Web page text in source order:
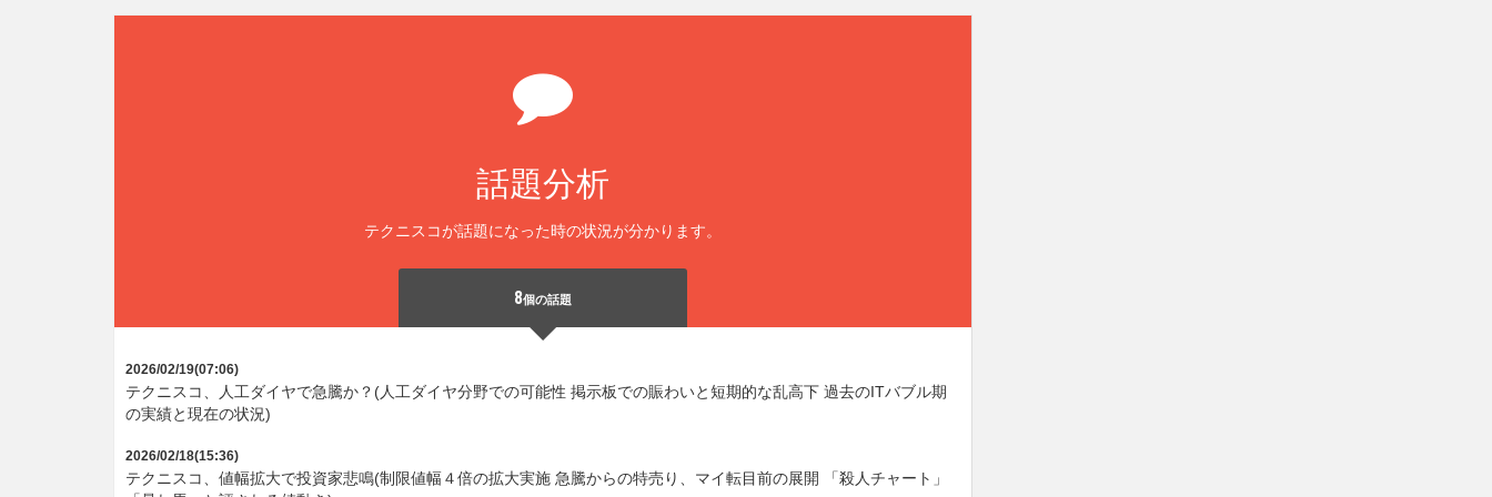
話題分析
テクニスコが話題になった時の状況が分かります。
8個の話題
2026/02/19(07:06)
テクニスコ、人工ダイヤで急騰か？(人工ダイヤ分野での可能性 掲示板での賑わいと短期的な乱高下 過去のITバブル期
の実績と現在の状況)
2026/02/18(15:36)
テクニスコ、値幅拡大で投資家悲鳴(制限値幅４倍の拡大実施 急騰からの特売り、マイ転目前の展開 「殺人チャート」